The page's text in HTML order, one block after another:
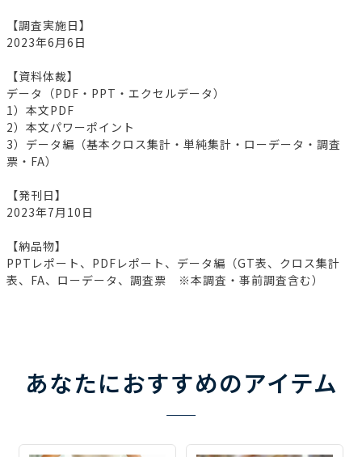
【調査実施日】
2023年6月6日
【資料体裁】
データ（PDF・PPT・エクセルデータ）
1）本文PDF
2）本文パワーポイント
3）データ編（基本クロス集計・単純集計・ローデータ・調査
票・FA）
【発刊日】
2023年7月10日
【納品物】
PPTレポート、PDFレポート、データ編（GT表、クロス集計
表、FA、ローデータ、調査票 ※本調査・事前調査含む）
あなたにおすすめのアイテム